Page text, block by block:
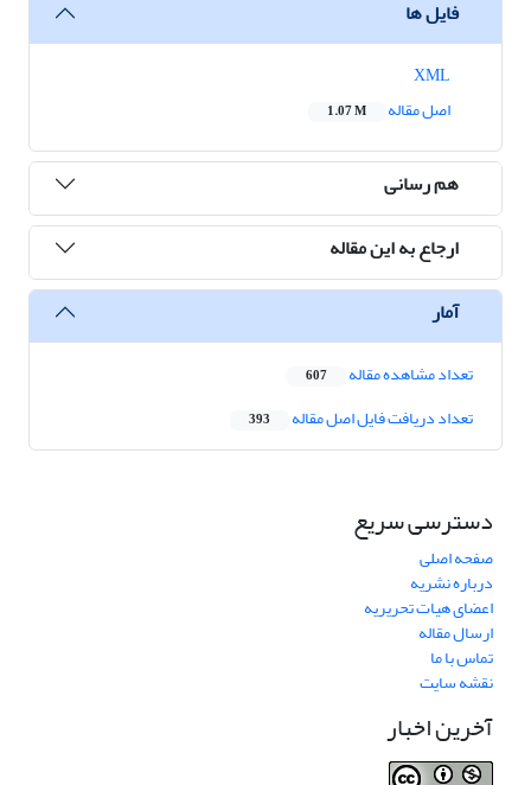
فایل ها
اصل مقاله
1.07 M
هم رسانی
ارجاع به این مقاله
آمار
تعداد مشاهده مقاله 607
تعداد دریافت فایل اصل مقاله 393
دسترسی سریع
صفحه اصلی
درباره نشریه
اعضای هیات تحریریه
ارسال مقاله
تماس با ما
نقشه سایت
آخرین اخبار